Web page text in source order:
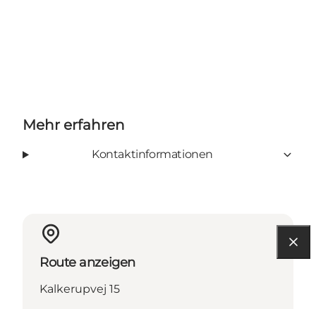
Mehr erfahren
Kontaktinformationen
Route anzeigen
Kalkerupvej 15